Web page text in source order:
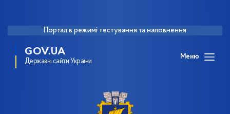
Портал в режимі тестування та наповнення
GOV.UA
Державні сайти України
Меню